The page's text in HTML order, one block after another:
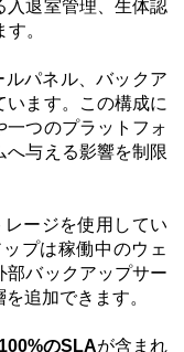
入退室管理、生体認
。
パネル、バックア
います。この構成に
一つのプラットフォ
へ与える影響を制限
ージを使用してい
プは稼働中のウェ
部バックアップサー
追加できます。
のSLAが含まれ